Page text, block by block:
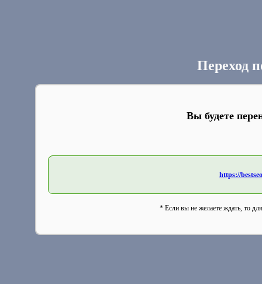
Переход
Вы будете
https://
* Если вы не желаете ждать, то